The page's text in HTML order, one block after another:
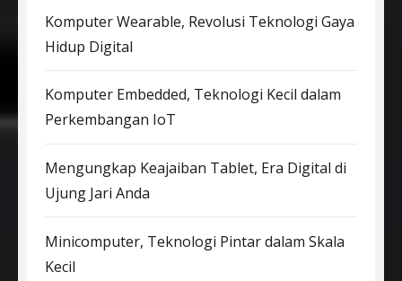
Komputer Wearable, Revolusi Teknologi Gaya
Hidup Digital
Komputer Embedded, Teknologi Kecil dalam
Perkembangan IoT
Mengungkap Keajaiban Tablet, Era Digital di
Ujung Jari Anda
Minicomputer, Teknologi Pintar dalam Skala
Kecil